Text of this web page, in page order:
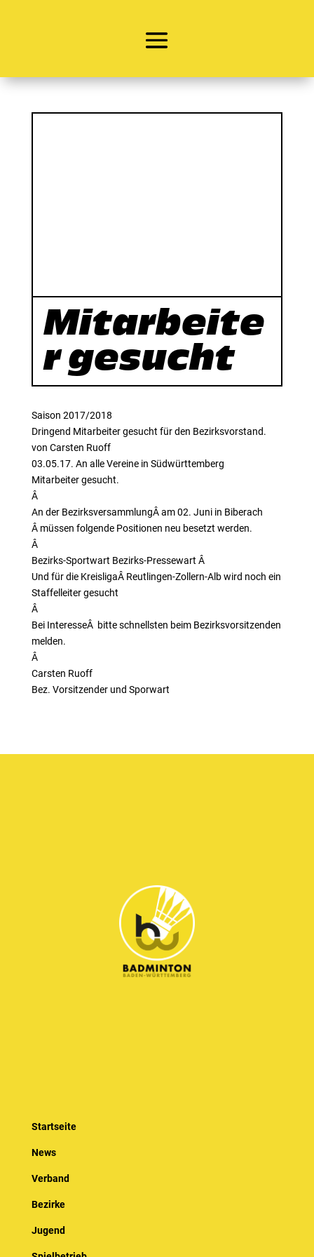
Mitarbeite
r gesucht
Saison 2017/2018
Dringend Mitarbeiter gesucht für den Bezirksvorstand.
von Carsten Ruoff
03.05.17. An alle Vereine in Südwürttemberg
Mitarbeiter gesucht.
Â
An der BezirksversammlungÂ am 02. Juni in Biberach
Â müssen folgende Positionen neu besetzt werden.
Â
Bezirks-Sportwart Bezirks-Pressewart Â
Und für die KreisligaÂ Reutlingen-Zollern-Alb wird noch ein
Staffelleiter gesucht
Â
Bei InteresseÂ bitte schnellsten beim Bezirksvorsitzenden
melden.
Â
Carsten Ruoff
Bez. Vorsitzender und Sporwart
Startseite
News
Verband
Bezirke
Jugend